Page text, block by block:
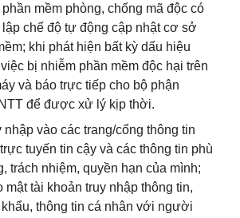
mềm phòng, chống mã độc có
lập chế độ tự động cập nhật cơ sở
khi phát hiện bất kỳ dấu hiệu
bị nhiễm phần mềm độc hại trên
và báo trực tiếp cho bộ phận
để được xử lý kịp thời.
nhập vào các trang/cổng thông tin
tuyến tin cậy và các thông tin phù
trách nhiệm, quyền hạn của mình;
mật tài khoản truy nhập thông tin,
thông tin cá nhân với người